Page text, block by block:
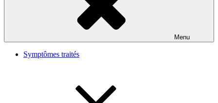
Menu
Symptômes traités